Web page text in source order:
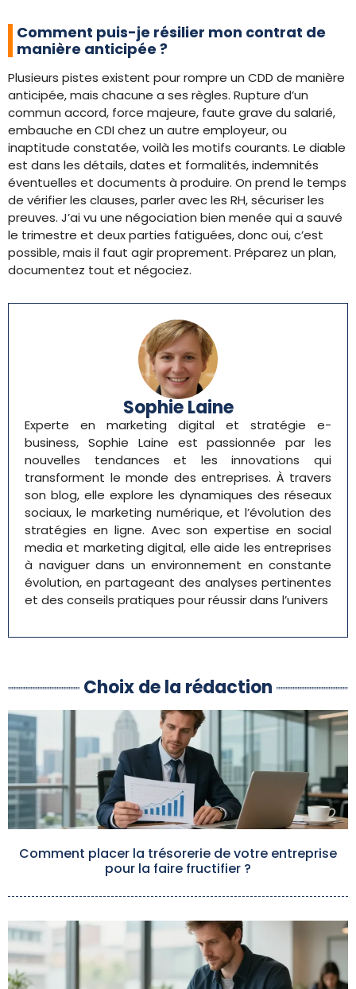
Comment puis-je résilier mon contrat de
manière anticipée ?
Plusieurs pistes existent pour rompre un CDD de manière
anticipée, mais chacune a ses règles. Rupture d’un
commun accord, force majeure, faute grave du salarié,
embauche en CDI chez un autre employeur, ou
inaptitude constatée, voilà les motifs courants. Le diable
est dans les détails, dates et formalités, indemnités
éventuelles et documents à produire. On prend le temps
de vérifier les clauses, parler avec les RH, sécuriser les
preuves. J’ai vu une négociation bien menée qui a sauvé
le trimestre et deux parties fatiguées, donc oui, c’est
possible, mais il faut agir proprement. Préparez un plan,
documentez tout et négociez.
Sophie Laine
Experte en marketing digital et stratégie e-
business, Sophie Laine est passionnée par les
nouvelles tendances et les innovations qui
transforment le monde des entreprises. À travers
son blog, elle explore les dynamiques des réseaux
sociaux, le marketing numérique, et l’évolution des
stratégies en ligne. Avec son expertise en social
media et marketing digital, elle aide les entreprises
à naviguer dans un environnement en constante
évolution, en partageant des analyses pertinentes
et des conseils pratiques pour réussir dans l’univers
Choix de la rédaction
Comment placer la trésorerie de votre entreprise
pour la faire fructifier ?